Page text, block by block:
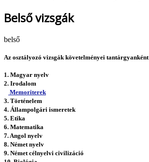
Belső vizsgák
belső
Az osztályozó vizsgák követelményei tantárgyanként
1. Magyar nyelv
2. Irodalom
Memoriterek
3. Történelem
4. Állampolgári ismeretek
5. Etika
6. Matematika
7. Angol nyelv
8. Német nyelv
9. Német célnyelvi civilizáció